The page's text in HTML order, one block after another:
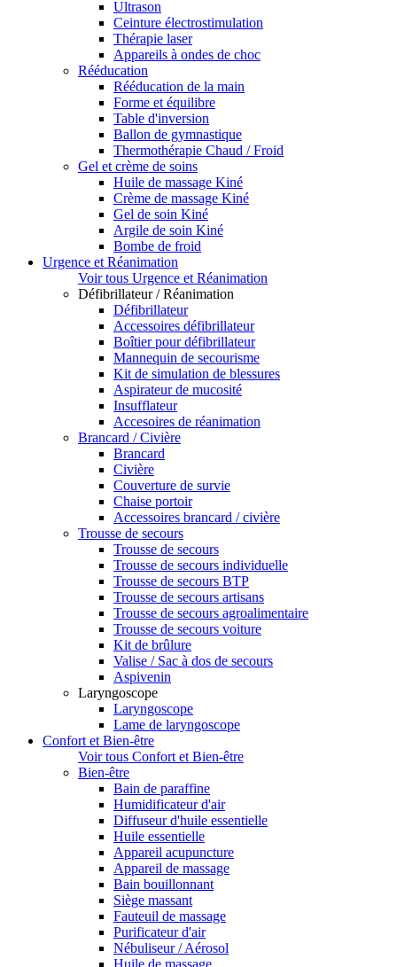
Ultrason
Ceinture électrostimulation
Thérapie laser
Appareils à ondes de choc
Rééducation
Rééducation de la main
Forme et équilibre
Table d'inversion
Ballon de gymnastique
Thermothérapie Chaud / Froid
Gel et crème de soins
Huile de massage Kiné
Crème de massage Kiné
Gel de soin Kiné
Argile de soin Kiné
Bombe de froid
Urgence et Réanimation
Voir tous Urgence et Réanimation
Défibrillateur / Réanimation
Défibrillateur
Accessoires défibrillateur
Boîtier pour défibrillateur
Mannequin de secourisme
Kit de simulation de blessures
Aspirateur de mucosité
Insufflateur
Accesoires de réanimation
Brancard / Civière
Brancard
Civière
Couverture de survie
Chaise portoir
Accessoires brancard / civière
Trousse de secours
Trousse de secours
Trousse de secours individuelle
Trousse de secours BTP
Trousse de secours artisans
Trousse de secours agroalimentaire
Trousse de secours voiture
Kit de brûlure
Valise / Sac à dos de secours
Aspivenin
Laryngoscope
Laryngoscope
Lame de laryngoscope
Confort et Bien-être
Voir tous Confort et Bien-être
Bien-être
Bain de paraffine
Humidificateur d'air
Diffuseur d'huile essentielle
Huile essentielle
Appareil acupuncture
Appareil de massage
Bain bouillonnant
Siège massant
Fauteuil de massage
Purificateur d'air
Nébuliseur / Aérosol
Huile de massage